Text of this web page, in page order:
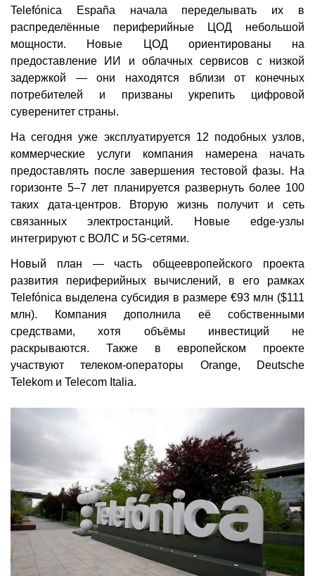
Telefónica España начала переделывать их в
распределённые периферийные ЦОД небольшой
мощности. Новые ЦОД ориентированы на
предоставление ИИ и облачных сервисов с низкой
задержкой — они находятся вблизи от конечных
потребителей и призваны укрепить цифровой
суверенитет страны.
На сегодня уже эксплуатируется 12 подобных узлов,
коммерческие услуги компания намерена начать
предоставлять после завершения тестовой фазы. На
горизонте 5–7 лет планируется развернуть более 100
таких дата-центров. Вторую жизнь получит и сеть
связанных электростанций. Новые edge-узлы
интегрируют с ВОЛС и 5G-сетями.
Новый план — часть общеевропейского проекта
развития периферийных вычислений, в его рамках
Telefónica выделена субсидия в размере €93 млн ($111
млн). Компания дополнила её собственными
средствами, хотя объёмы инвестиций не
раскрываются. Также в европейском проекте
участвуют телеком-операторы Orange, Deutsche
Telekom и Telecom Italia.